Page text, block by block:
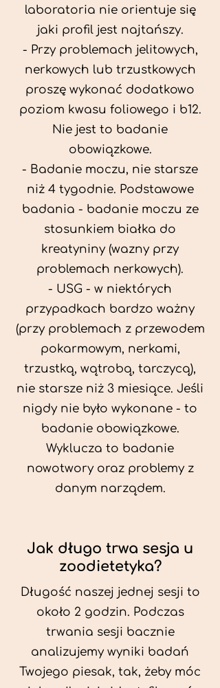
laboratoria nie orientuje się
jaki profil jest najtańszy.
- Przy problemach jelitowych,
nerkowych lub trzustkowych
proszę wykonać dodatkowo
poziom kwasu foliowego i b12.
Nie jest to badanie
obowiązkowe.
- Badanie moczu, nie starsze
niż 4 tygodnie. Podstawowe
badania - badanie moczu ze
stosunkiem białka do
kreatyniny (wazny przy
problemach nerkowych).
- USG - w niektórych
przypadkach bardzo ważny
(przy problemach z przewodem
pokarmowym, nerkami,
trzustką, wątrobą, tarczycą),
nie starsze niż 3 miesiące. Jeśli
nigdy nie było wykonane - to
badanie obowiązkowe.
Wyklucza to badanie
nowotwory oraz problemy z
danym narządem.
Jak długo trwa sesja u
zoodietetyka?
Długość naszej jednej sesji to
około 2 godzin. Podczas
trwania sesji bacznie
analizujemy wyniki badań
Twojego piesak, tak, żeby móc